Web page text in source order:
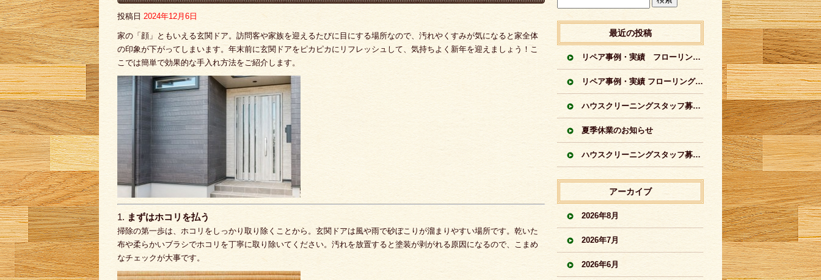
投稿日 2024年12月6日
家の「顔」ともいえる玄関ドア。訪問客や家族を迎えるたびに目にする場所なので、汚れやくすみが気になると家全体
の印象が下がってしまいます。年末前に玄関ドアをピカピカにリフレッシュして、気持ちよく新年を迎えましょう！こ
こでは簡単で効果的な手入れ方法をご紹介します。
1. まずはホコリを払う
掃除の第一歩は、ホコリをしっかり取り除くことから。玄関ドアは風や雨で砂ぼこりが溜まりやすい場所です。乾いた
布や柔らかいブラシでホコリを丁寧に取り除いてください。汚れを放置すると塗装が剥がれる原因になるので、こまめ
なチェックが大事です。
最近の投稿
リペア事例・実績 フローリングに出来てしまった傷のリペア実績 突板フローリング
リペア事例・実績 フローリングの傷のリペア実績イロイロ
ハウスクリーニングスタッフ募集中
夏季休業のお知らせ
ハウスクリーニングスタッフ募集中
アーカイブ
2026年8月
2026年7月
2026年6月